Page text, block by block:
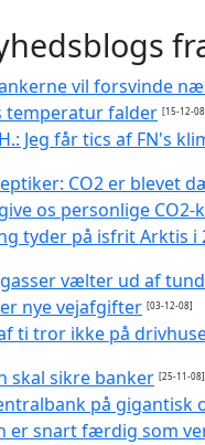
vil forsvinde
temperatur falder [15-12-
Jeg får tics af FN's
CO2 er blevet
os personlige CO2-
tyder på isfrit Arktis i
vælter ud af
nye vejafgifter [03-12-08]
ti tror ikke på
skal sikre banker [25-11-08]
på gigantisk
er snart færdig som